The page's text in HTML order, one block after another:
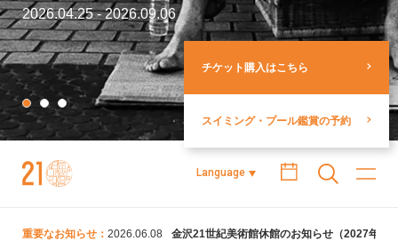
2026.04.25 - 2026.09.06
Language
チケット購入はこちら
スイミング・プール鑑賞の予約
重要なお知らせ： 2026.06.08 金沢21世紀美術館休館のお知らせ（2027年5